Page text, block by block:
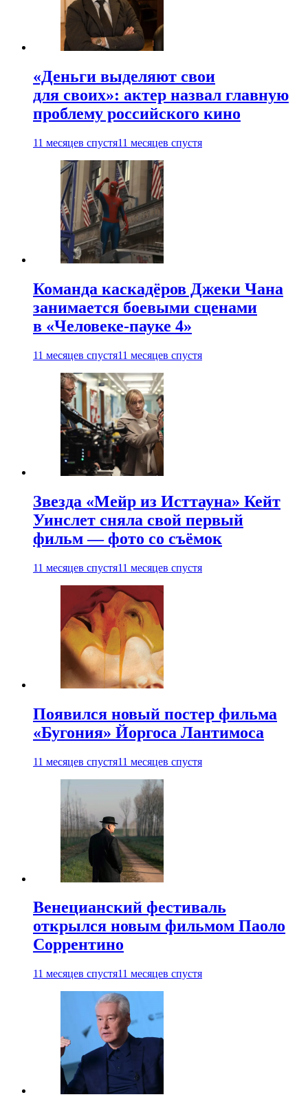
«Деньги выделяют свои
для своих»: актер назвал главную
проблему российского кино
11 месяцев спустя11 месяцев спустя
Команда каскадёров Джеки Чана
занимается боевыми сценами
в «Человеке-пауке 4»
11 месяцев спустя11 месяцев спустя
Звезда «Мейр из Исттауна» Кейт
Уинслет сняла свой первый
фильм — фото со съёмок
11 месяцев спустя11 месяцев спустя
Появился новый постер фильма
«Бугония» Йоргоса Лантимоса
11 месяцев спустя11 месяцев спустя
Венецианский фестиваль
открылся новым фильмом Паоло
Соррентино
11 месяцев спустя11 месяцев спустя